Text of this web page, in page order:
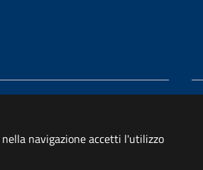
navigazione accetti l'utilizzo